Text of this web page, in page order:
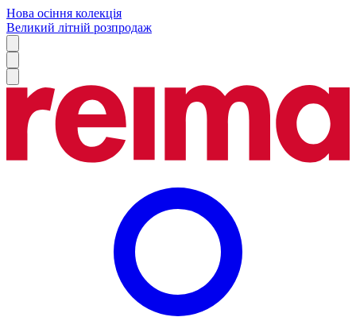
Нова осіння колекція
Великий літній розпродаж